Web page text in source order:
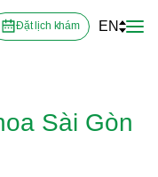
Đặt lịch khám EN
Sài Gòn